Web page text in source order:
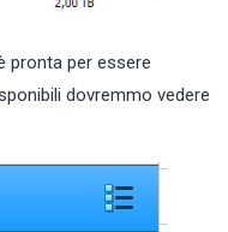
pronta per essere
dovremmo vedere